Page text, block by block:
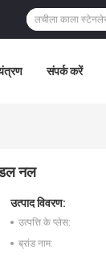
संपर्क करें
नल
उत्पाद विवरण:
उत्पत्ति के प्लेस:
ब्रांड नाम: